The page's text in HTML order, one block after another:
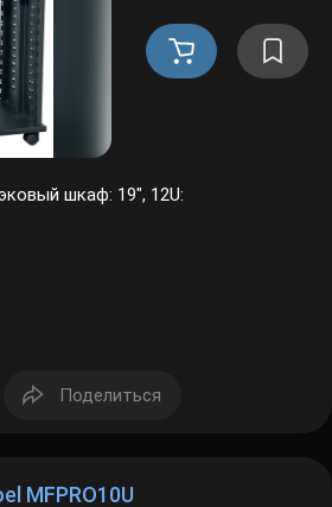
шкаф: 19", 12U:
Поделиться
MFPRO10U